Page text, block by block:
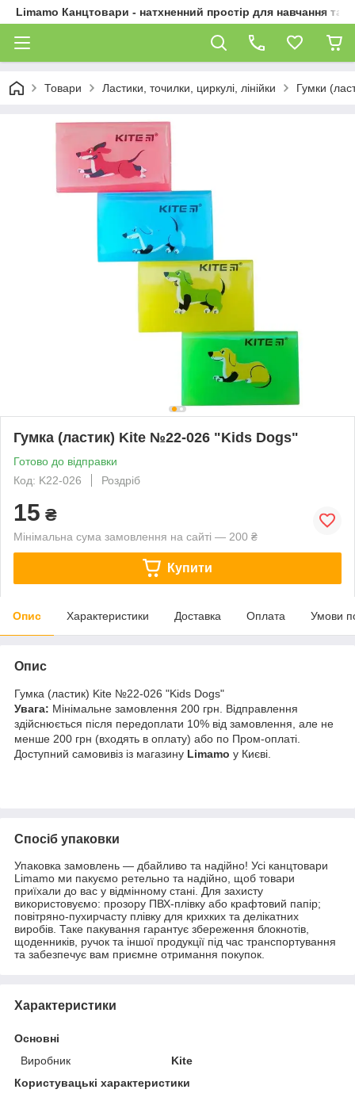
Limamo Канцтовари - натхненний простір для навчання та
Товари Ластики, точилки, циркулі, лінійки Гумки
Гумка (ластик) Kite №22-026 "Kids Dogs"
Готово до відправки
Код: K22-026
Роздріб
15 ₴
Мінімальна сума замовлення на сайті — 200 ₴
Купити
Опис Характеристики Доставка Оплата Умови
Опис
Гумка (ластик) Kite №22-026 "Kids Dogs"
Увага: Мінімальне замовлення 200 грн. Відправлення
здійснюється після передоплати 10% від замовлення, але не
менше 200 грн (входять в оплату) або по Пром-оплаті.
Доступний самовивіз із магазину Limamo у Києві.
Спосіб упаковки
Упаковка замовлень — дбайливо та надійно! Усі канцтовари
Limamo ми пакуємо ретельно та надійно, щоб товари
приїхали до вас у відмінному стані. Для захисту
використовуємо: прозору ПВХ-плівку або крафтовий папір;
повітряно-пухирчасту плівку для крихких та делікатних
виробів. Таке пакування гарантує збереження блокнотів,
щоденників, ручок та іншої продукції під час транспортування
та забезпечує вам приємне отримання покупок.
Характеристики
Основні
Виробник
Kite
Користувацькі характеристики